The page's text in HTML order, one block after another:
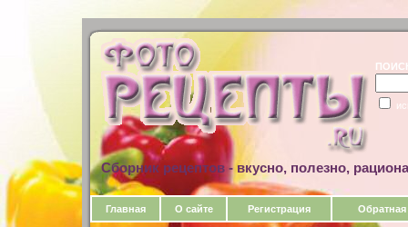
Сборник рецептов - вкусно, полезно,
Главная О сайте Регистрация Обратная